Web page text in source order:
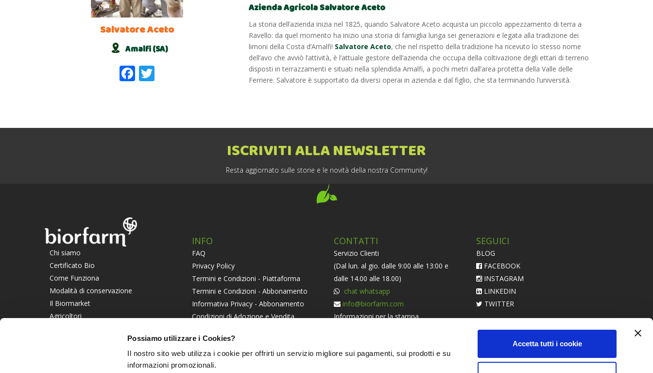
Possiamo utilizzare i Cookies?
Il nostro sito web utilizza i cookie per offrirti un servizio migliore sui pagamenti, sui prodotti e su
informazioni promozionali.
Accetta tutti i cookie
Salvatore Aceto
Amalfi (SA)
Facebook
Azienda Agricola Salvatore Aceto
La storia dell’azienda inizia nel 1825, quando Salvatore Aceto acquista un piccolo appezzamento di terra a
Ravello: da quel momento ha inizio una storia di famiglia lunga sei generazioni e legata alla tradizione dei
limoni della Costa d’Amalfi! Salvatore Aceto, che nel rispetto della tradizione ha ricevuto lo stesso nome
dell’avo che avviò l’attività, è l’attuale gestore dell’azienda che occupa della coltivazione degli ettari di terreno
disposti in terrazzamenti e situati nella splendida Amalfi, a pochi metri dall’area protetta della Valle delle
Ferriere. Salvatore è supportato da diversi operai in azienda e dal figlio, che sta terminando l’università.
ISCRIVITI ALLA NEWSLETTER
Resta aggiornato sulle storie e le novità della nostra Community!
Chi siamo
Certificato Bio
Come Funziona
Modalità di conservazione
Il Biormarket
Agricoltori
INFO
FAQ
Privacy Policy
Termini e Condizioni - Piattaforma
Termini e Condizioni - Abbonamento
Informativa Privacy - Abbonamento
Condizioni di Adozione e Vendita
Informativa Societaria
PARTNERS
CONTATTI
Servizio Clienti
(Dal lun. al gio. dalle 9:00 alle 13:00 e
dalle 14.00 alle 18.00)
chat whatsapp
info@biorfarm.com
Informazioni per la stampa
essere dei nostriclicca qui.
SEGUICI
BLOG
FACEBOOK
INSTAGRAM
LINKEDIN
TWITTER